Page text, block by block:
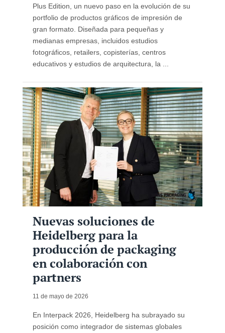
Plus Edition, un nuevo paso en la evolución de su
portfolio de productos gráficos de impresión de
gran formato. Diseñada para pequeñas y
medianas empresas, incluidos estudios
fotográficos, retailers, copisterías, centros
educativos y estudios de arquitectura, la ...
Nuevas soluciones de
Heidelberg para la
producción de packaging
en colaboración con
partners
11 de mayo de 2026
En Interpack 2026, Heidelberg ha subrayado su
posición como integrador de sistemas globales